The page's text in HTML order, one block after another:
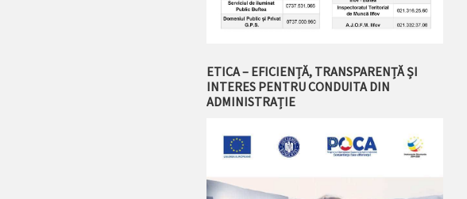
ETICA – EFICIENȚĂ, TRANSPARENȚĂ ȘI
INTERES PENTRU CONDUITA DIN
ADMINISTRAȚIE